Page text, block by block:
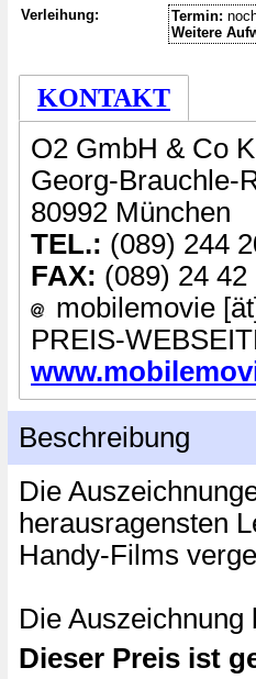
Verleihung: Termin:
Weitere
KONTAKT
O2 GmbH & Co
Georg-Brauchle-
80992 München
TEL.: (089) 244
FAX: (089) 24 42
mobilemovie
PREIS-
Beschreibung
Die
herausragensten
Handy-Films
Die Auszeichnung
Dieser Preis ist